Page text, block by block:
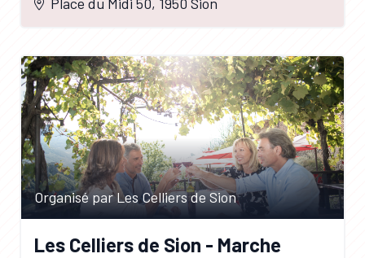
Organisé par Les Celliers de Sion
Les Celliers de Sion - Marche